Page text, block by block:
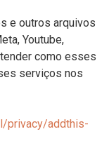
e outros arquivos
Youtube,
como esses
serviços nos
privacy/addthis-